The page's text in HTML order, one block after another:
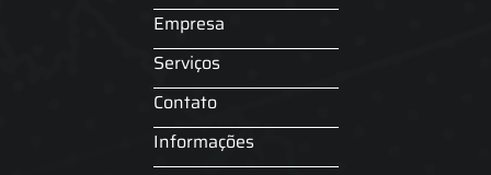
Empresa
Serviços
Contato
Informações